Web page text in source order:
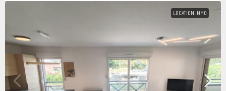
LOCATION IMMO